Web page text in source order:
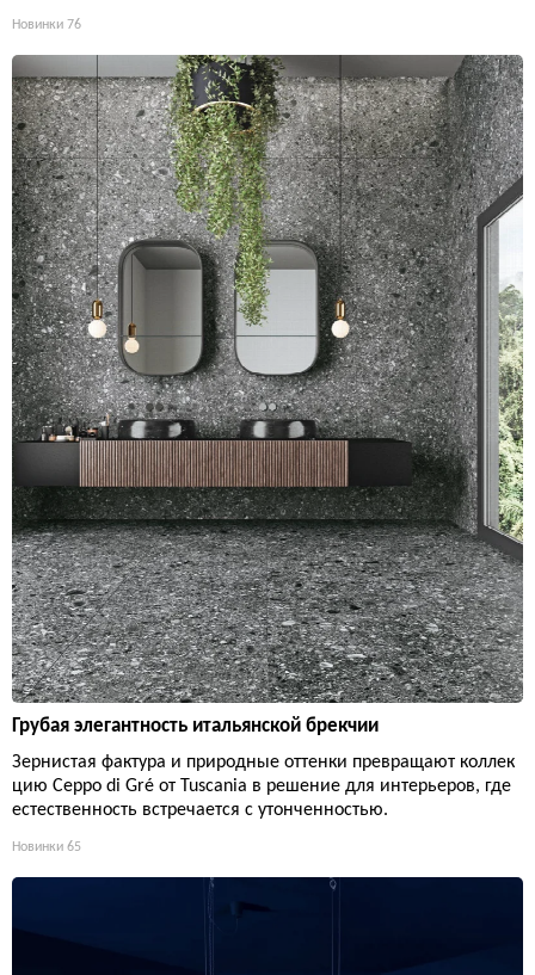
Новинки 76
Грубая элегантность итальянской брекчии
Зернистая фактура и природные оттенки превращают коллек
цию Ceppo di Gré от Tuscania в решение для интерьеров, где
естественность встречается с утонченностью.
Новинки 65